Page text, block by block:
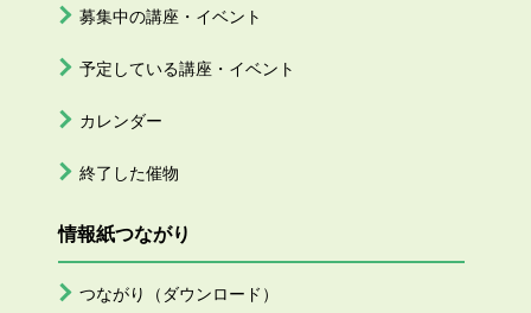
募集中の講座・イベント
予定している講座・イベント
カレンダー
終了した催物
情報紙つながり
つながり（ダウンロード）